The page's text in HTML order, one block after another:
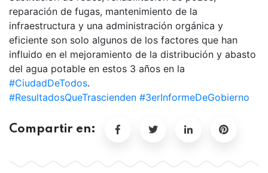
reparación de fugas, mantenimiento de la
infraestructura y una administración orgánica y
eficiente son solo algunos de los factores que han
influido en el mejoramiento de la distribución y abasto
del agua potable en estos 3 años en la
#CiudadDeTodos.
#ResultadosQueTrascienden #3erInformeDeGobierno
Compartir en: